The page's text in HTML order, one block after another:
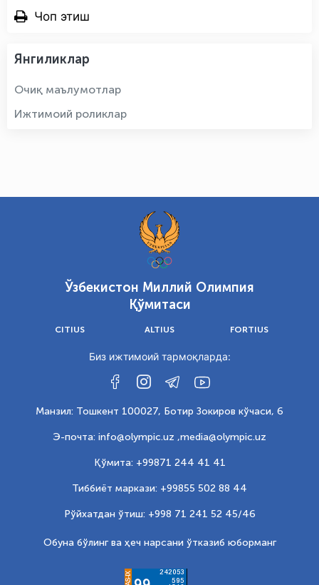
Чоп этиш
Янгиликлар
Очиқ маълумотлар
Ижтимоий роликлар
Ўзбекистон Миллий Олимпия
Қўмитаси
CITIUS ALTIUS FORTIUS
Биз ижтимоий тармоқларда:
Манзил: Тошкент 100027, Ботир Зокиров кўчаси, 6
Э-почта: info@olympic.uz ,media@olympic.uz
Қўмита: +99871 244 41 41
Тиббиёт маркази: +99855 502 88 44
Рўйхатдан ўтиш: +998 71 241 52 45/46
Обуна бўлинг ва ҳеч нарсани ўтказиб юборманг